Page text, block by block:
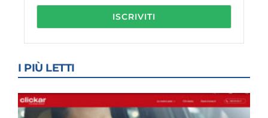
I PIÙ LETTI